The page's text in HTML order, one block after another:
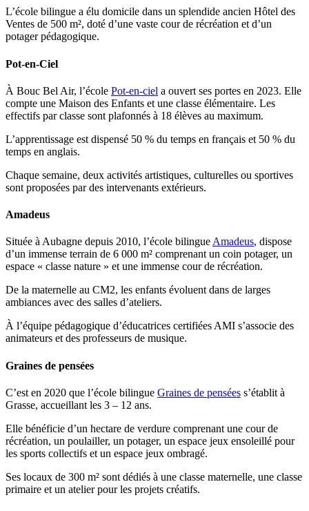
L’école bilingue a élu domicile dans un splendide ancien Hôtel des
Ventes de 500 m², doté d’une vaste cour de récréation et d’un
potager pédagogique.
Pot-en-Ciel
À Bouc Bel Air, l’école Pot-en-ciel a ouvert ses portes en 2023. Elle
compte une Maison des Enfants et une classe élémentaire. Les
effectifs par classe sont plafonnés à 18 élèves au maximum.
L’apprentissage est dispensé 50 % du temps en français et 50 % du
temps en anglais.
Chaque semaine, deux activités artistiques, culturelles ou sportives
sont proposées par des intervenants extérieurs.
Amadeus
Située à Aubagne depuis 2010, l’école bilingue Amadeus, dispose
d’un immense terrain de 6 000 m² comprenant un coin potager, un
espace « classe nature » et une immense cour de récréation.
De la maternelle au CM2, les enfants évoluent dans de larges
ambiances avec des salles d’ateliers.
À l’équipe pédagogique d’éducatrices certifiées AMI s’associe des
animateurs et des professeurs de musique.
Graines de pensées
C’est en 2020 que l’école bilingue Graines de pensées s’établit à
Grasse, accueillant les 3 – 12 ans.
Elle bénéficie d’un hectare de verdure comprenant une cour de
récréation, un poulailler, un potager, un espace jeux ensoleillé pour
les sports collectifs et un espace jeux ombragé.
Ses locaux de 300 m² sont dédiés à une classe maternelle, une classe
primaire et un atelier pour les projets créatifs.